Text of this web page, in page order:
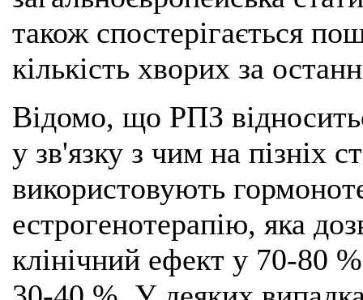
також спостерігається
кількість хворих за
Відомо, що РПЗ
у зв'язку з чим на пізніх
використовують
естрогенотерапію, яка
клінічний ефект у 70-80